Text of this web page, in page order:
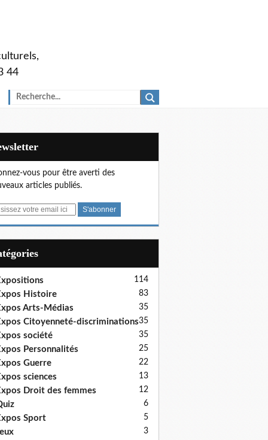
44
vous pour être averti des
articles publiés.
114
Histoire 83
Arts-Médias 35
Citoyenneté-discriminations35
société 35
Personnalités 25
Guerre 22
sciences 13
Droit des femmes 12
6
Sport 5
3